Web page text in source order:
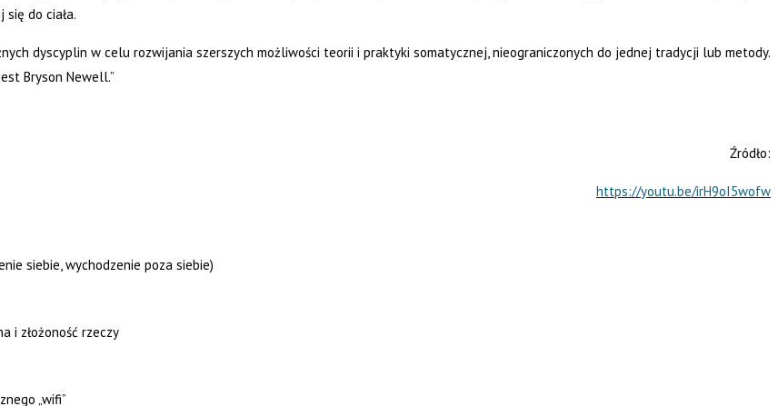
do ciała.
dyscyplin w celu rozwijania szerszych możliwości teorii i praktyki somatycznej, nieograniczonych do jednej tradycji lub metody.
Bryson Newell.”
Źródło:
https://youtu.be/irH9oI5wofw
siebie, wychodzenie poza siebie)
i złożoność rzeczy
„wifi”